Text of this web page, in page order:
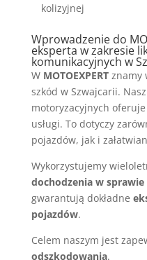
kolizyjnej
Wprowadzenie do
eksperta w zakresie
komunikacyjnych w
W MOTOEXPERTznamy
szkód w Szwajcarii.
motoryzacyjnych
usługi. To dotyczy
pojazdów, jak i
Wykorzystujemy
dochodzenia w
gwarantują dokładne
pojazdów.
Celem naszym jest
odszkodowania.